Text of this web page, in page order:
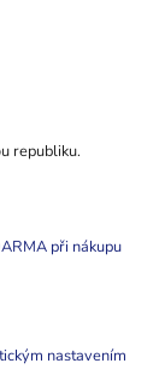
republiku.
při nákupu
nastavením